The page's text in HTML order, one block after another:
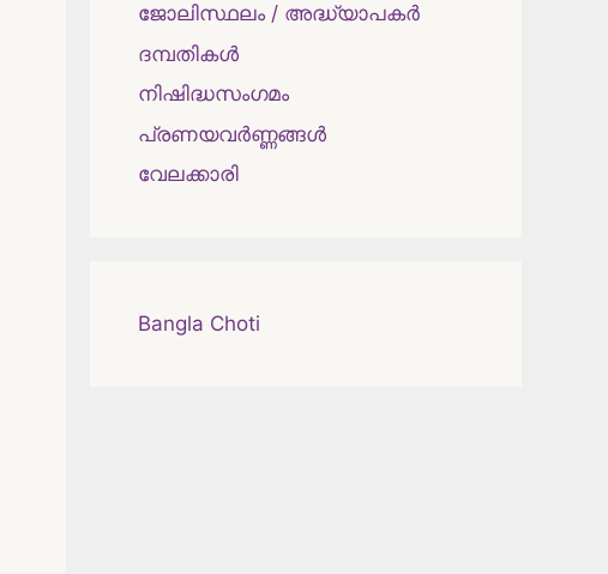
ജോലിസ്ഥലം / അദ്ധ്യാപകർ
ദമ്പതികള്‍
നിഷിദ്ധസംഗമം
പ്രണയവർണ്ണങ്ങൾ
വേലക്കാരി
Bangla Choti